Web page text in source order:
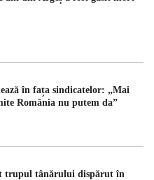
în fața sindicatelor: „Mai
România nu putem da”
trupul tânărului dispărut în